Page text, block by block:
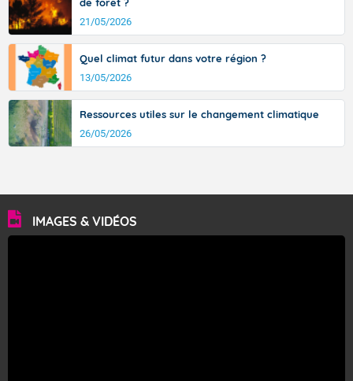
21/05/2026
Quel climat futur dans votre région ?
13/05/2026
Ressources utiles sur le changement climatique
26/05/2026
IMAGES & VIDÉOS